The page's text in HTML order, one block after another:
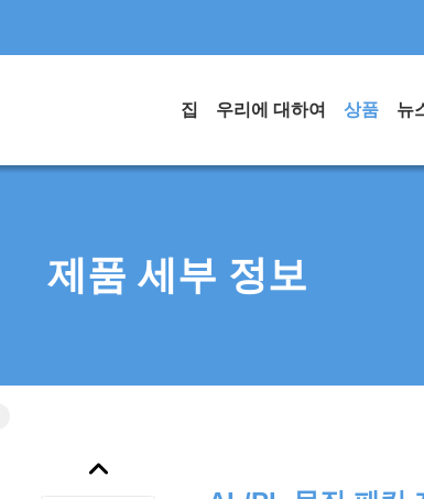
집 우리에 대하여 상품 뉴
제품 세부 정보